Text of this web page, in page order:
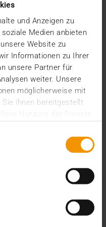
und Anzeigen zu
Medien anbieten
Website zu
Informationen zu Ihrer
unsere Partner für
weiter. Unsere
möglicherweise mit
ihnen bereitgestellt
mit einem
präsentierte Autor,